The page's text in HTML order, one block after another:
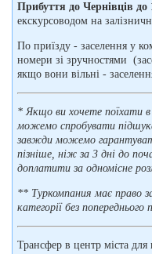
Прибуття до Чернівців до
екскурсоводом на
По приїзду - заселення у
номери зі зручностями
якщо вони вільні -
* Якщо ви хочете поїхати
можемо спробувати
завжди можемо
пізніше, ніж за 3 дні до
доплатити за одномісне
** Туркомпания має право
категорії без
Трансфер в центр міста для